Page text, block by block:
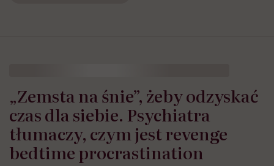
„Zemsta na śnie”, żeby odzyskać
czas dla siebie. Psychiatra
tłumaczy, czym jest revenge
bedtime procrastination